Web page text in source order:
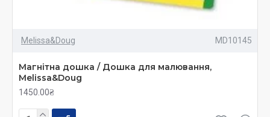
рулонний та листовий папір для мольберту;
різнокольорове чорнило для штампів;
набори магнітних фігурок.
Melissa&Doug MD10145
Магнітна дошка / Дошка для малювання,
Melissa&Doug
1450.00₴